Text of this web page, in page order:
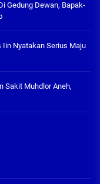
Gedung Dewan, Bapak-
Nyatakan Serius Maju
Sakit Muhdlor Aneh,